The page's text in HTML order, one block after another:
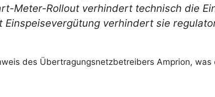
Meter-Rollout verhindert technisch die
Einspeisevergütung verhindert sie
des Übertragungsnetzbetreibers Amprion,